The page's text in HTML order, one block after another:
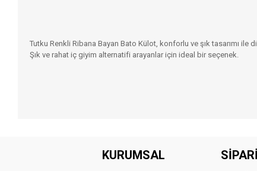
Tutku Renkli Ribana Bayan Bato Külot, konforlu ve şık tasarımı
Şık ve rahat iç giyim alternatifi arayanlar için ideal bir seçenek.
KURUMSAL